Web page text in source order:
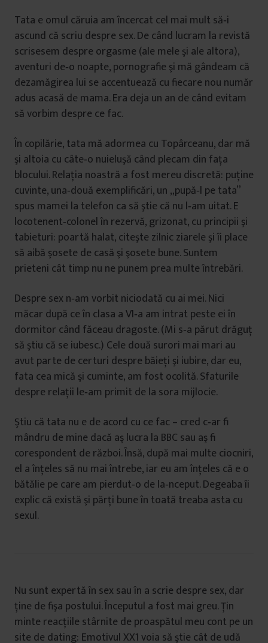
Tata e omul căruia am încercat cel mai mult să‑i
ascund că scriu despre sex. De când lucram la revistă
scrisesem despre orgasme (ale mele şi ale altora),
aventuri de‑o noapte, pornografie şi mă gândeam că
dezamăgirea lui se accentuează cu fiecare nou număr
adus acasă de mama. Era deja un an de când evitam
să vorbim despre ce fac.
În copilărie, tata mă adormea cu Topârceanu, dar mă
şi altoia cu câte‑o nuieluşă când plecam din faţa
blocului. Relaţia noastră a fost mereu discretă: puţine
cuvinte, una‑două exemplificări, un „pupă‑l pe tata”
spus mamei la telefon ca să ştie că nu l‑am uitat. E
locotenent‑colonel în rezervă, grizonat, cu principii şi
tabieturi: poartă halat, citeşte zilnic ziarele şi îi place
să aibă şosete de casă şi şosete bune. Suntem
prieteni cât timp nu ne punem prea multe întrebări.
Despre sex n‑am vorbit niciodată cu ai mei. Nici
măcar după ce în clasa a VI‑a am intrat peste ei în
dormitor când făceau dragoste. (Mi s‑a părut drăguţ
să ştiu că se iubesc.) Cele două surori mai mari au
avut parte de certuri despre băieţi şi iubire, dar eu,
fata cea mică şi cuminte, am fost ocolită. Sfaturile
despre relaţii le‑am primit de la sora mijlocie.
Ştiu că tata nu e de acord cu ce fac – cred c‑ar fi
mândru de mine dacă aş lucra la BBC sau aş fi
corespondent de război. Însă, după mai multe ciocniri,
el a înţeles să nu mai întrebe, iar eu am înţeles că e o
bătălie pe care am pierdut‑o de la‑nceput. Degeaba îi
explic că există şi părţi bune în toată treaba asta cu
sexul.
Nu sunt expertă în sex sau în a scrie despre sex, dar
ţine de fişa postului. Începutul a fost mai greu. Ţin
minte reacţiile stârnite de proaspătul meu cont pe un
site de dating: Emotivul XX1 voia să ştie cât de udă